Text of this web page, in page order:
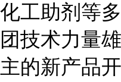
化工助剂等
团技术力量
主的新产品